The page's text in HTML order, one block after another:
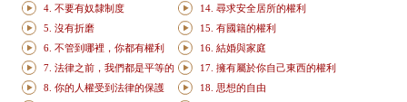
4. 不要有奴隸制度
5. 沒有折磨
6. 不管到哪裡，你都有權利
7. 法律之前，我們都是平等的
8. 你的人權受到法律的保護
14. 尋求安全居所的權利
15. 有國籍的權利
16. 結婚與家庭
17. 擁有屬於你自己東西的權利
18. 思想的自由